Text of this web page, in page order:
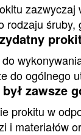
rodzaju
do ogólnego
zawsze
prokitu w
i materiałów